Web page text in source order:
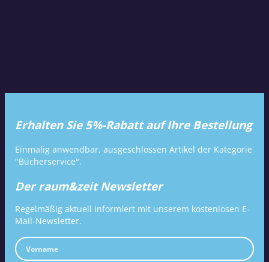
Erhalten Sie 5%-Rabatt auf Ihre Bestellung
Einmalig anwendbar, ausgeschlossen Artikel der Kategorie
"Bücherservice".
Der raum&zeit Newsletter
Regelmäßig aktuell informiert mit unserem kostenlosen E-
Mail-Newsletter.